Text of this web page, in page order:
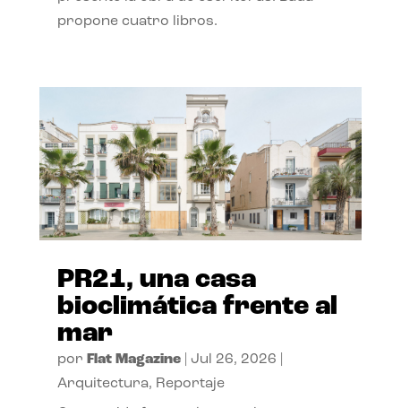
propone cuatro libros.
PR21, una casa
bioclimática frente al
mar
por Flat Magazine| Jul 26, 2026
Arquitectura, Reportaje